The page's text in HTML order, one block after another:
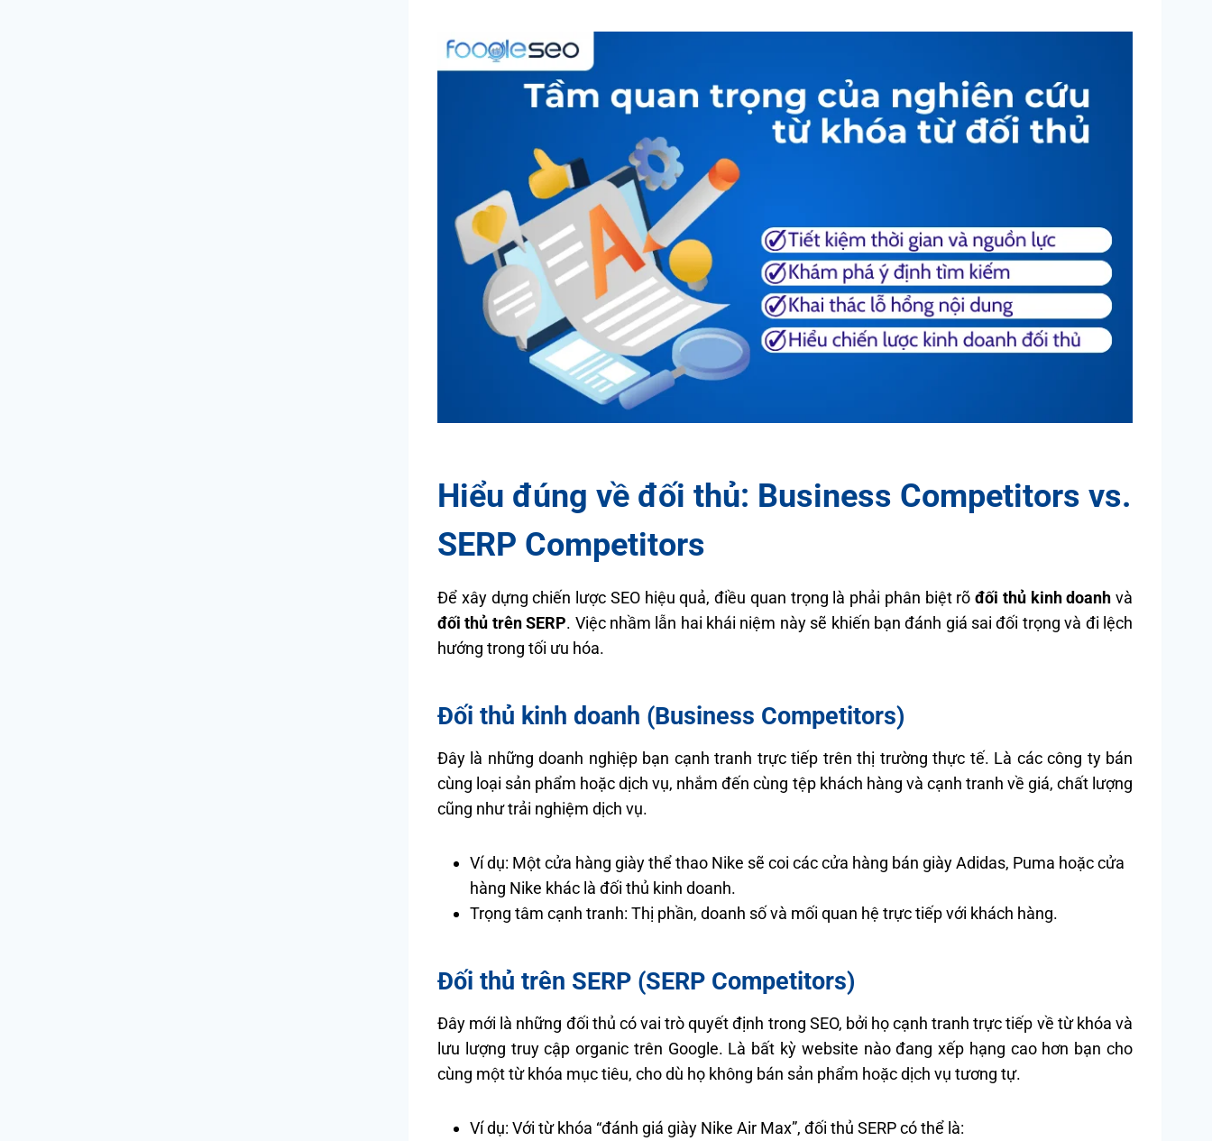
Hiểu đúng về đối thủ: Business Competitors vs.
SERP Competitors
Để xây dựng chiến lược SEO hiệu quả, điều quan trọng là phải phân biệt rõ đối thủ kinh doanh và
đối thủ trên SERP. Việc nhầm lẫn hai khái niệm này sẽ khiến bạn đánh giá sai đối trọng và đi lệch
hướng trong tối ưu hóa.
Đối thủ kinh doanh (Business Competitors)
Đây là những doanh nghiệp bạn cạnh tranh trực tiếp trên thị trường thực tế. Là các công ty bán
cùng loại sản phẩm hoặc dịch vụ, nhắm đến cùng tệp khách hàng và cạnh tranh về giá, chất lượng
cũng như trải nghiệm dịch vụ.
Ví dụ: Một cửa hàng giày thể thao Nike sẽ coi các cửa hàng bán giày Adidas, Puma hoặc cửa
hàng Nike khác là đối thủ kinh doanh.
Trọng tâm cạnh tranh: Thị phần, doanh số và mối quan hệ trực tiếp với khách hàng.
Đối thủ trên SERP (SERP Competitors)
Đây mới là những đối thủ có vai trò quyết định trong SEO, bởi họ cạnh tranh trực tiếp về từ khóa và
lưu lượng truy cập organic trên Google. Là bất kỳ website nào đang xếp hạng cao hơn bạn cho
cùng một từ khóa mục tiêu, cho dù họ không bán sản phẩm hoặc dịch vụ tương tự.
Ví dụ: Với từ khóa “đánh giá giày Nike Air Max”, đối thủ SERP có thể là: